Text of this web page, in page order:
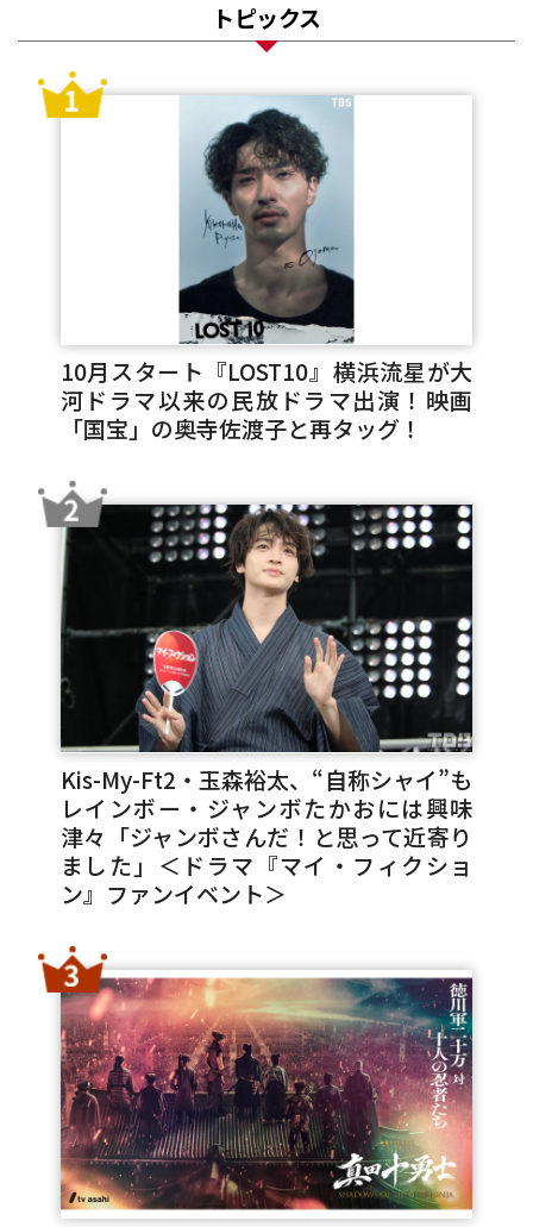
トピックス
10月スタート『LOST10』横浜流星が大
河ドラマ以来の民放ドラマ出演！映画
「国宝」の奥寺佐渡子と再タッグ！
Kis-My-Ft2・玉森裕太、“自称シャイ”も
レインボー・ジャンボたかおには興味
津々「ジャンボさんだ！と思って近寄り
ました」＜ドラマ『マイ・フィクショ
ン』ファンイベント＞